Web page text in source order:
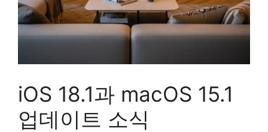
iOS 18.1과 macOS 15.1
업데이트 소식